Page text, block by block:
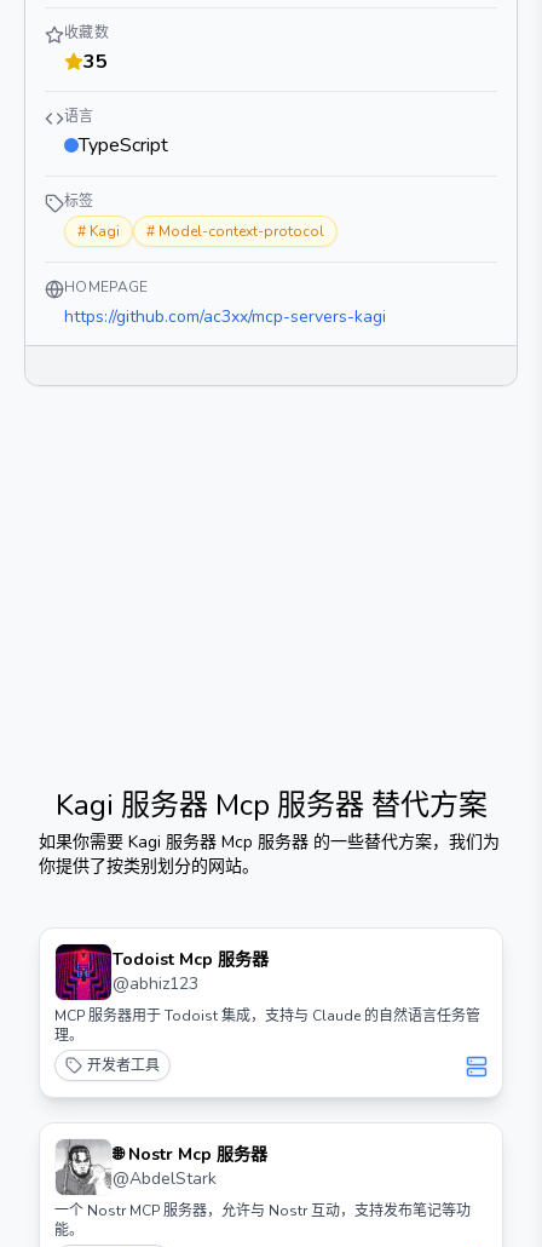
收藏数
35
语言
TypeScript
标签
# Kagi # Model-context-protocol
HOMEPAGE
https://github.com/ac3xx/mcp-servers-kagi
Kagi 服务器 Mcp 服务器 替代方案
如果你需要 Kagi 服务器 Mcp 服务器 的一些替代方案，我们为
你提供了按类别划分的网站。
Todoist Mcp 服务器
@abhiz123
MCP 服务器用于 Todoist 集成，支持与 Claude 的自然语言任务管
理。
开发者工具
🌐 Nostr Mcp 服务器
@AbdelStark
一个 Nostr MCP 服务器，允许与 Nostr 互动，支持发布笔记等功
能。